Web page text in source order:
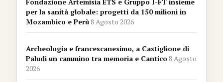
per la sanità globale: progetti da 150 milioni in
Mozambico e Perù8 Agosto 2026
Archeologia e francescanesimo, a Castiglione di
Paludi un cammino tra memoria e Cantico8 Agosto
2026